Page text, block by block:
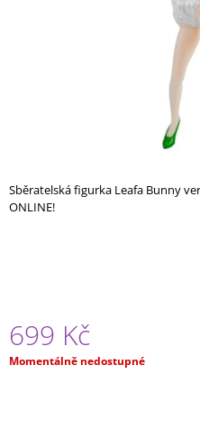
Sběratelská figurka Leafa Bunny
ONLINE!
699 Kč
Měrná
Momentálně nedostupné
U
Č
U